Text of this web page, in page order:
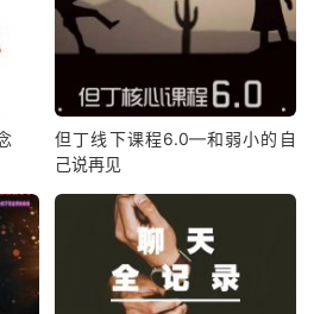
但丁线下课程6.0—和弱小的自
己说再见